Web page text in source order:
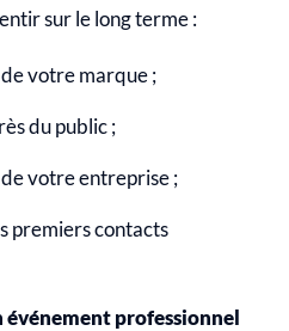
sur le long terme :
votre marque ;
du public ;
votre entreprise ;
premiers contacts
événement professionnel